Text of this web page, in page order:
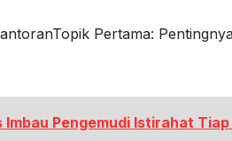
Pertama:
Pengemudi Istirahat